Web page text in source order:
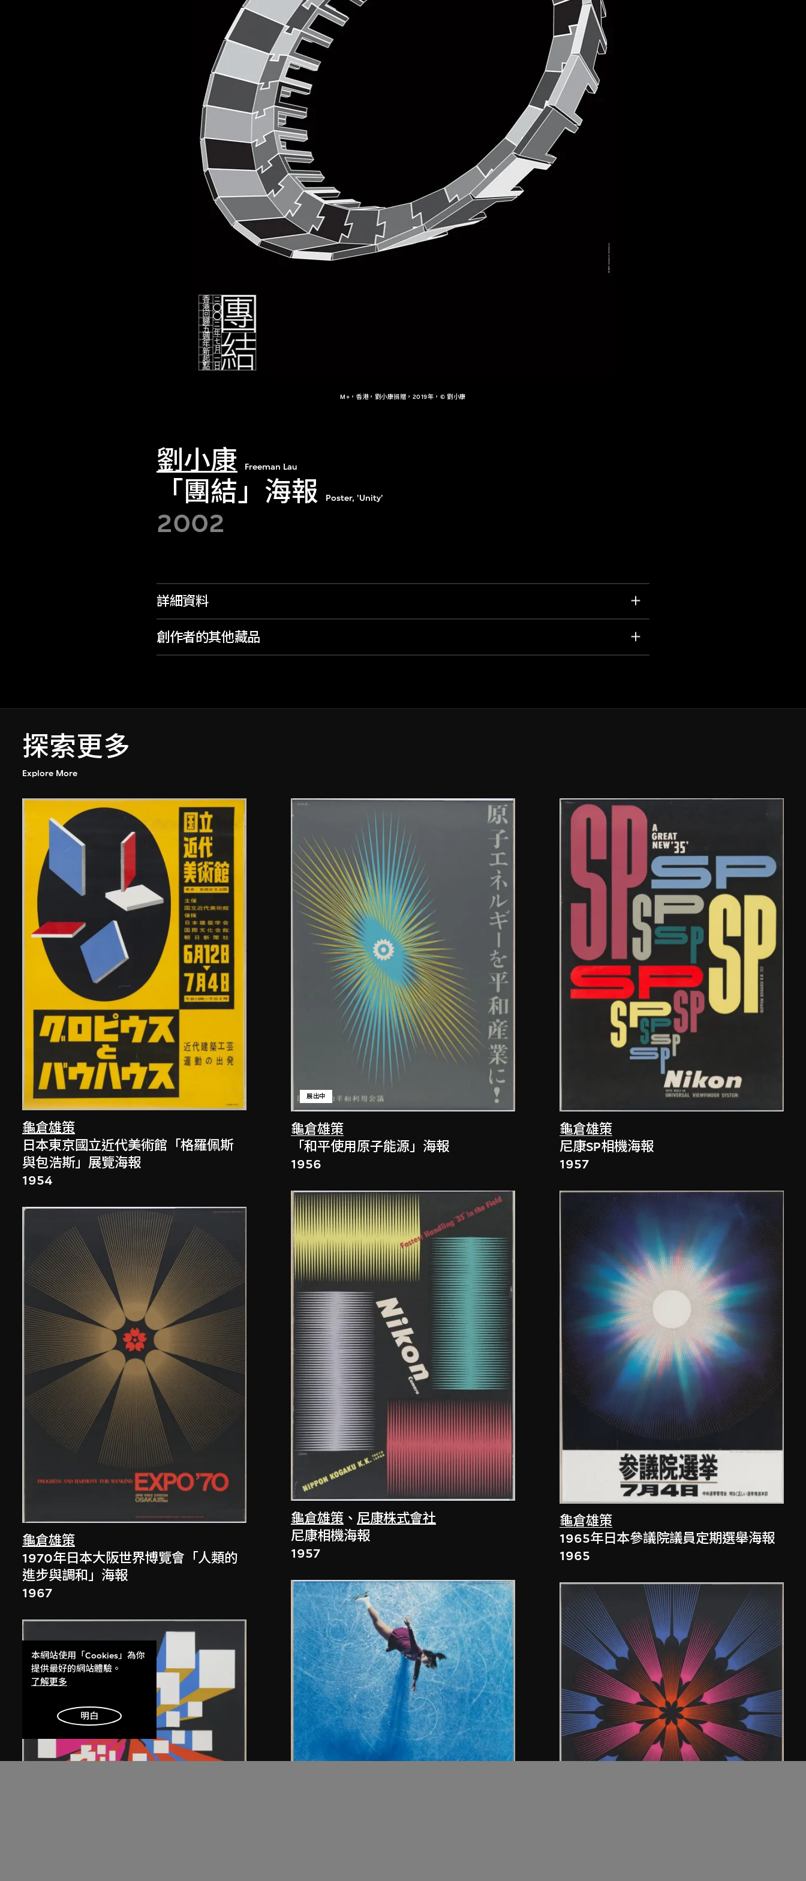
M+，香港，劉小康捐贈，2019年，© 劉小康
劉小康 Freeman Lau
「團結」海報 Poster, 'Unity'
2002
詳細資料
創作者的其他藏品
探索更多
Explore More
龜倉雄策
日本東京國立近代美術館「格羅佩斯
與包浩斯」展覽海報
1954
龜倉雄策
1970年日本大阪世界博覽會「人類的
進步與調和」海報
1967
龜倉雄策
展出中
「和平使用原子能源」海報
1956
龜倉雄策 、 尼康株式會社
尼康相機海報
1957
龜倉雄策
尼康SP相機海報
1957
龜倉雄策
1965年日本參議院議員定期選舉海報
1965
本網站使用「Cookies」為你
提供最好的網站體驗。
了解更多
明白